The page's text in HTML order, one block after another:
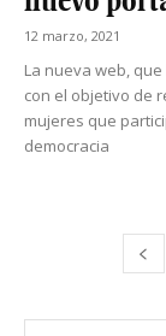
12 marzo, 2021
La nueva web,
con el objetivo de
mujeres que
democracia